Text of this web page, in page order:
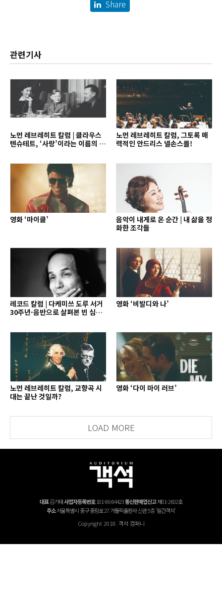
Share
관련기사
노먼 레브레히트 칼럼 | 클라우스
텐슈테트, ‘사랑’이라는 이름의 지
노먼 레브레히트 칼럼, 그토록 매
력적인 안드리스 넬손스를!
영화 ‘마이클’
음악이 내게로 온 순간 | 내 삶을 정
화한 조각들
레코드 칼럼 | 다케미쓰 도루 서거
30주년·음반으로 살펴본 빈 심포
영화 ‘비발디와 나’
노먼 레브레히트 칼럼, 교향곡 시
대는 끝난 것일까?
영화 ‘다이 마이 러브’
LOAD MORE
대표김기태사업자등록번호101-86-84423통신판매업신고제01-2602호
주소서울특별시 중구 중림로 27 가톨릭출판사 신관 5층 '월간객석'
Copyright 2018. 객석 컴퍼니